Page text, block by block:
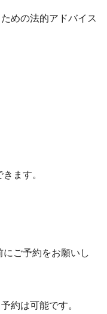
めの法的アドバイス
ます。
にご予約をお願いし
約は可能です。